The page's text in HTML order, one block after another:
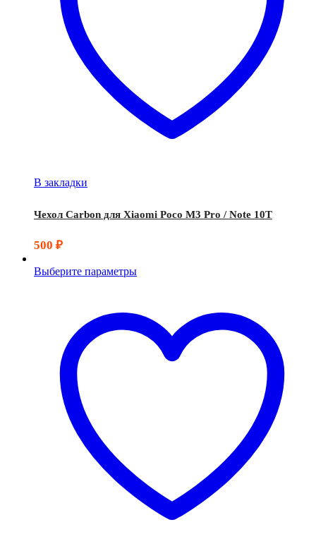
В закладки
Чехол Carbon для Xiaomi Poco M3 Pro / Note 10T
500 ₽
Выберите параметры